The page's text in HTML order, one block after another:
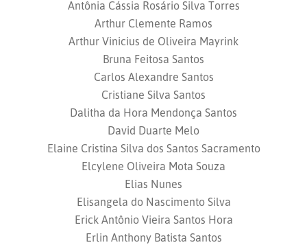
Antônia Cássia Rosário Silva Torres
Arthur Clemente Ramos
Arthur Vinicius de Oliveira Mayrink
Bruna Feitosa Santos
Carlos Alexandre Santos
Cristiane Silva Santos
Dalitha da Hora Mendonça Santos
David Duarte Melo
Elaine Cristina Silva dos Santos Sacramento
Elcylene Oliveira Mota Souza
Elias Nunes
Elisangela do Nascimento Silva
Erick Antônio Vieira Santos Hora
Erlin Anthony Batista Santos